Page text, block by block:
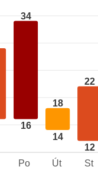
34
16
18
14
22
12
Po Út St